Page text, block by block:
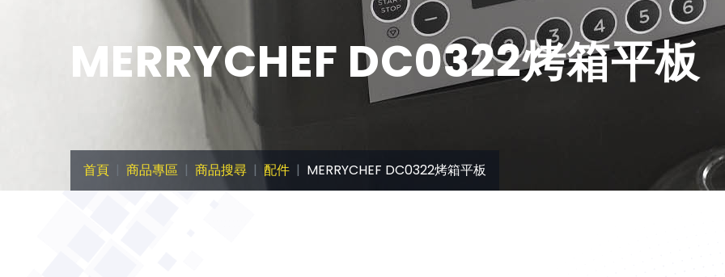
MERRYCHEF DC0322烤箱平板
首頁 商品專區 商品搜尋 配件 MERRYCHEF DC0322烤箱平板